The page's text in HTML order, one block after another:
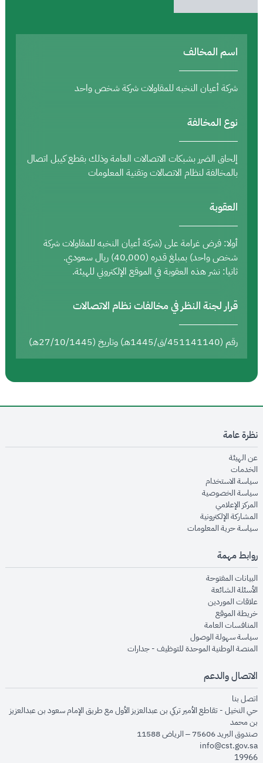
اسم المخالف
شركة أعيان النخبه للمقاولات شركة شخص واحد
نوع المخالفة
إلحاق الضرر بشبكات الاتصالات العامة وذلك بقطع كيبل اتصال
بالمخالفة لنظام الاتصالات وتقنية المعلومات
العقوبة
أولا: فرض غرامة على (شركة أعيان النخبه للمقاولات شركة
شخص واحد) بمبلغ قدره (40,000) ريال سعودي.
ثانيا: نشر هذه العقوبة في الموقع الإلكتروني للهيئة.
قرار لجنة النظر في مخالفات نظام الاتصالات
رقم (451141140/ق/1445هـ) وتاريخ (27/10/1445هـ)
نظرة عامة
عن الهيئةopens in new window
الخدماتopens in new window
سياسة الاستخدام
سياسة الخصوصيةopens in new window
المركز الإعلاميopens in new window
المشاركة الإلكترونيةopens in new window
سياسة حرية المعلوماتopens in new window
روابط مهمة
البيانات المفتوحةopens in new window
الأسئلة الشائعةopens in new window
علاقات الموردينopens in new window
خريطة الموقعopens in new window
المنافسات العامةopens in new window
سياسة سهولة الوصولopens in new window
المنصة الوطنية الموحدة للتوظيف - جداراتopens in new window
الاتصال والدعم
اتصل بنا
حي النخيل - تقاطع الأمير تركي بن عبدالعزيز الأول مع طريق الإمام سعود بن عبدالعزيز
بن محمد
صندوق البريد 75606 – الرياض 11588
info@cst.gov.sa
19966